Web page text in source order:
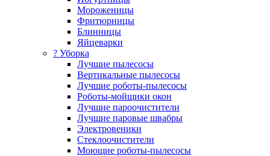
Мороженицы
Фритюрницы
Блинницы
Яйцеварки
? Уборка
Лучшие пылесосы
Вертикальные пылесосы
Лучшие роботы-пылесосы
Роботы-мойщики окон
Лучшие пароочистители
Лучшие паровые швабры
Электровеники
Стеклоочистители
Моющие роботы-пылесосы